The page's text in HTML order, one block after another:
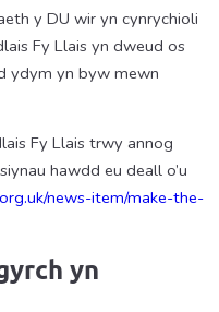
y DU wir yn cynrychioli
Fy Llais yn dweud os
ydym yn byw mewn
Fy Llais trwy annog
hawdd eu deall o’u
news-item/make-the-
yn